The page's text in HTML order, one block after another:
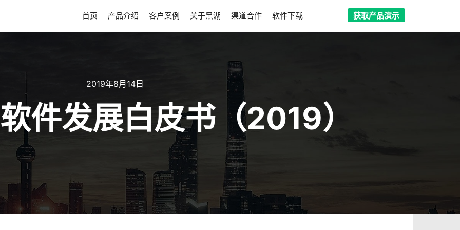
首页 产品介绍 客户案例 关于黑湖 渠道合作 软件下载 获取产品演示
2019年8月14日
件发展白皮书（2019）